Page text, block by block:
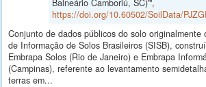
Balneário Camboriú, SC)'",
https://doi.org/10.60502/SoilData/
Conjunto de dados públicos do solo originalmente
de Informação de Solos Brasileiros (SISB),
Embrapa Solos (Rio de Janeiro) e Embrapa
(Campinas), referente ao levantamento
terras em...